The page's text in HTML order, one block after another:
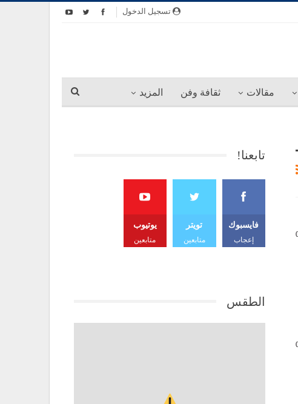
تسجيل الدخول
مقالات ثقافة وفن المزيد
تابعنا!
فايسبوك
إعجاب
تويتر
متابعين
يوتيوب
متابعين
الطقس